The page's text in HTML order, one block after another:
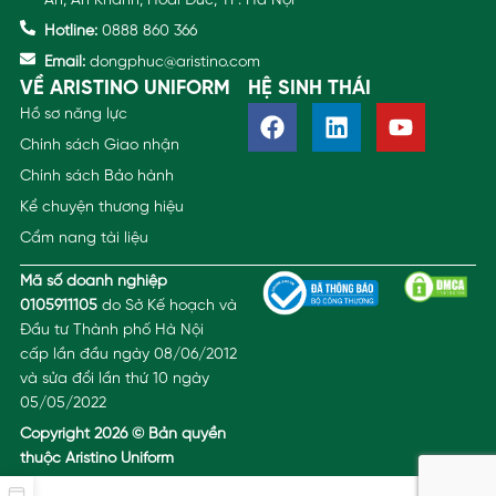
Hotline: 0888 860 366
Email: dongphuc@aristino.com
VỀ ARISTINO UNIFORM
Hồ sơ năng lực
Chính sách Giao nhận
Chính sách Bảo hành
Kể chuyện thương hiệu
Cẩm nang tài liệu
HỆ SINH THÁI
Mã số doanh nghiệp
0105911105do Sở Kế hoạch và
Đầu tư Thành phố Hà Nội
cấp lần đầu ngày 08/06/2012
và sửa đổi lần thứ 10 ngày
05/05/2022
Copyright 2026 © Bản quyền
thuộc Aristino Uniform